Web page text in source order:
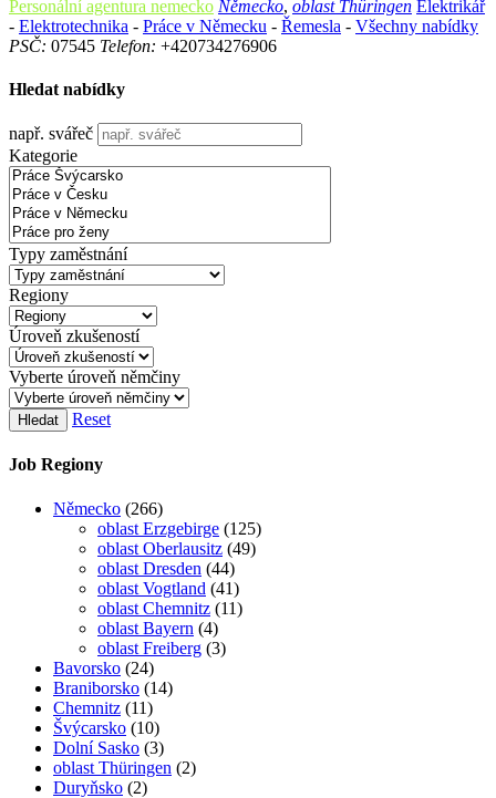
Personální agentura nemecko Německo, oblast Thüringen Elektrikář
- Elektrotechnika - Práce v Německu - Řemesla - Všechny nabídky
PSČ: 07545 Telefon: +420734276906
Hledat nabídky
např. svářeč
Kategorie
Typy zaměstnání
Regiony
Úroveň zkušeností
Vyberte úroveň němčiny
Hledat Reset
Job Regiony
Německo (266)
oblast Erzgebirge (125)
oblast Oberlausitz (49)
oblast Dresden (44)
oblast Vogtland (41)
oblast Chemnitz (11)
oblast Bayern (4)
oblast Freiberg (3)
Bavorsko (24)
Braniborsko (14)
Chemnitz (11)
Švýcarsko (10)
Dolní Sasko (3)
oblast Thüringen (2)
Duryňsko (2)